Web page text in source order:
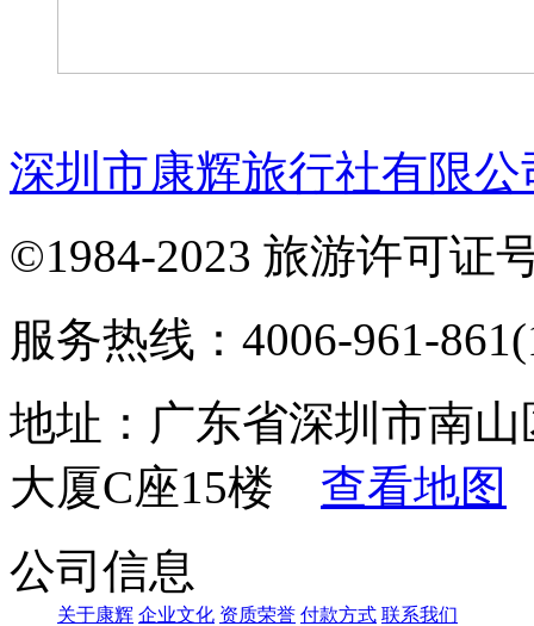
深圳市康辉旅行社有限
©1984-2023 旅游许可证
服务热线：4006-961-
地址：广东省深圳市南
大厦C座15楼 查看地图
公司信息
关于康辉 企业文化 资质荣誉 付款方式 联系我们